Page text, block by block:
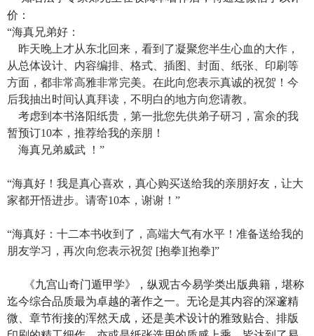
价：
“海真兄弟好：
昨天晚上才从东北回来，看到了凝聚您半生心血的大作，
从总体设计、内容编排、格式、插图、封面、纸张、印刷等
方面，都非常高雅非常完美。在此向您表示真诚的祝贺！今
后我抽出时间认真拜读，不明白的地方向您请教。
考虑到本书洛阳纸贵，第一批您先供弟子研习，富余的我
暂预订10本，推荐给我的亲朋！
海真兄弟威武 ！”
“海真好！我是真心喜欢，真心购买送给我的亲朋好友，让大
家都开悟进步。请寄10本，谢谢！”
“海真好：十二本书收到了，高端大气有水平！准备送给我的
朋友学习，再次向您表示祝贺 [抱拳][抱拳]”
《九宫山奇门遁甲学》，纵观古今易学类出版典籍，堪称
迄今综合品质最为卓越的著作之一。无论是其内容的深邃精
微、章节衔接的浑然天成，还是美术设计的雅致贴合、排版